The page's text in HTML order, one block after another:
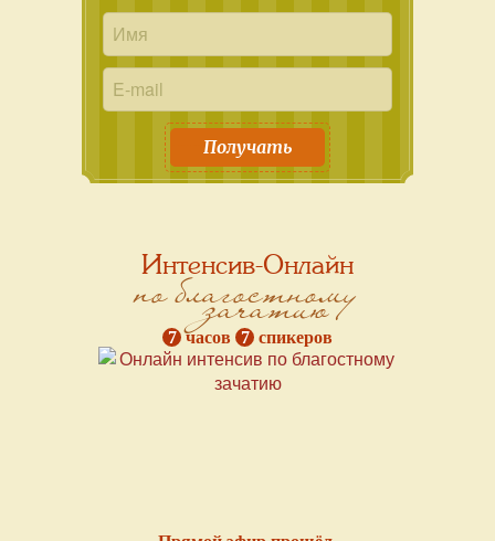
Получать
Интенсив-Онлайн
по благостному
зачатию
7 часов 7 спикеров